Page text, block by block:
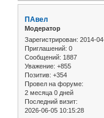
ПАвел
Модератор
Зарегистрирован: 2014-
Приглашений: 0
Сообщений: 1887
Уважение: +855
Позитив: +354
Провел на форуме:
2 месяца 0 дней
Последний визит:
2026-06-05 10:15:28